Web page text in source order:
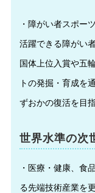
・障がい者スポー
活躍できる障がい
国体上位入賞や五
トの発掘・育成を
ずおかの復活を目
世界水準の次
・医療・健康、食
る先端技術産業を